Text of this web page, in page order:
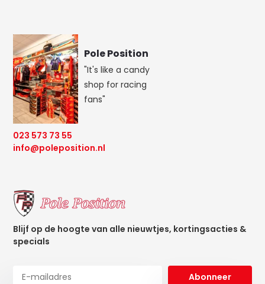
Pole Position
"It's like a candy
shop for racing
fans"
023 573 73 55
info@poleposition.nl
Blijf op de hoogte van alle nieuwtjes, kortingsacties &
specials
Abonneer